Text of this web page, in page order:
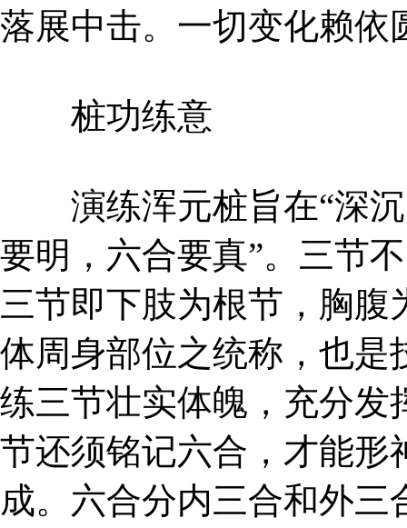
落展中击。一切变化赖依
桩功练意
演练浑元桩旨在“深沉
要明，六合要真”。三节
三节即下肢为根节，胸
体周身部位之统称，也是
练三节壮实体魄，充分发
节还须铭记六合，才能形
成。六合分内三合和外